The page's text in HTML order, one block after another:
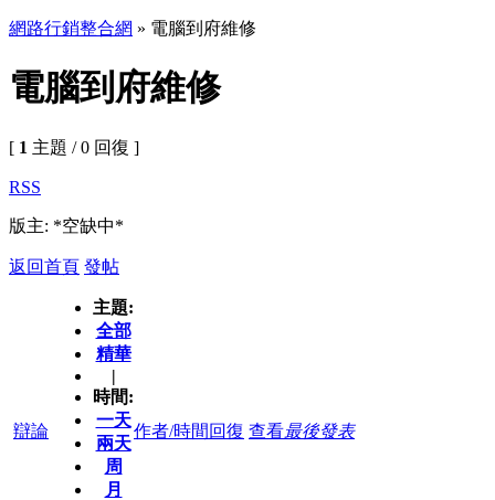
網路行銷整合網 » 電腦到府維修
電腦到府維修
[ 1 主題 / 0 回復 ]
RSS
版主: *空缺中*
返回首頁 發帖
辯論
主題:
全部
精華
|
時間:
一天
兩天
周
月
作者/時間 回復 查看最後發表